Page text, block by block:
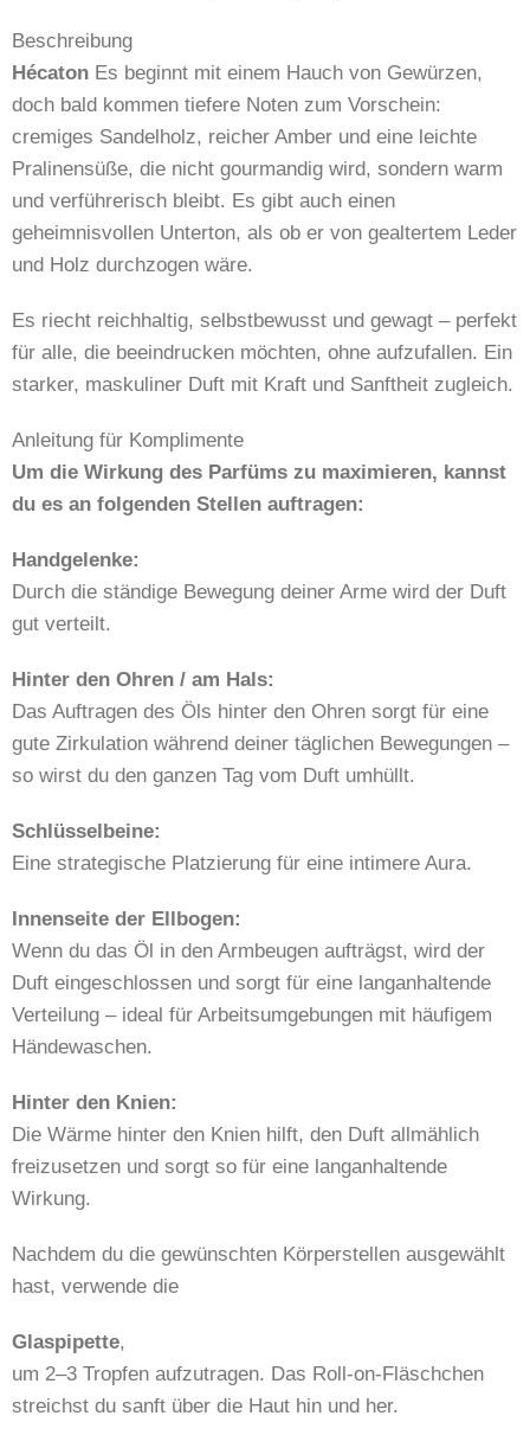
Beschreibung
Hécaton Es beginnt mit einem Hauch von Gewürzen,
doch bald kommen tiefere Noten zum Vorschein:
cremiges Sandelholz, reicher Amber und eine leichte
Pralinensüße, die nicht gourmandig wird, sondern warm
und verführerisch bleibt. Es gibt auch einen
geheimnisvollen Unterton, als ob er von gealtertem Leder
und Holz durchzogen wäre.
Es riecht reichhaltig, selbstbewusst und gewagt – perfekt
für alle, die beeindrucken möchten, ohne aufzufallen. Ein
starker, maskuliner Duft mit Kraft und Sanftheit zugleich.
Anleitung für Komplimente
Um die Wirkung des Parfüms zu maximieren, kannst
du es an folgenden Stellen auftragen:
Handgelenke:
Durch die ständige Bewegung deiner Arme wird der Duft
gut verteilt.
Hinter den Ohren / am Hals:
Das Auftragen des Öls hinter den Ohren sorgt für eine
gute Zirkulation während deiner täglichen Bewegungen –
so wirst du den ganzen Tag vom Duft umhüllt.
Schlüsselbeine:
Eine strategische Platzierung für eine intimere Aura.
Innenseite der Ellbogen:
Wenn du das Öl in den Armbeugen aufträgst, wird der
Duft eingeschlossen und sorgt für eine langanhaltende
Verteilung – ideal für Arbeitsumgebungen mit häufigem
Händewaschen.
Hinter den Knien:
Die Wärme hinter den Knien hilft, den Duft allmählich
freizusetzen und sorgt so für eine langanhaltende
Wirkung.
Nachdem du die gewünschten Körperstellen ausgewählt
hast, verwende die
Glaspipette,
um 2–3 Tropfen aufzutragen. Das Roll-on-Fläschchen
streichst du sanft über die Haut hin und her.